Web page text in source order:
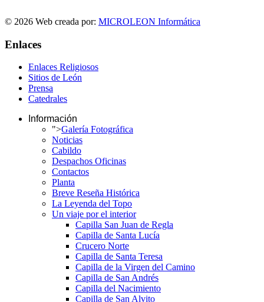
© 2026 Web creada por: MICROLEON Informática
Enlaces
Enlaces Religiosos
Sitios de León
Prensa
Catedrales
Información
">Galería Fotográfica
Noticias
Cabildo
Despachos Oficinas
Contactos
Planta
Breve Reseña Histórica
La Leyenda del Topo
Un viaje por el interior
Capilla San Juan de Regla
Capilla de Santa Lucía
Crucero Norte
Capilla de Santa Teresa
Capilla de la Virgen del Camino
Capilla de San Andrés
Capilla del Nacimiento
Capilla de San Alvito